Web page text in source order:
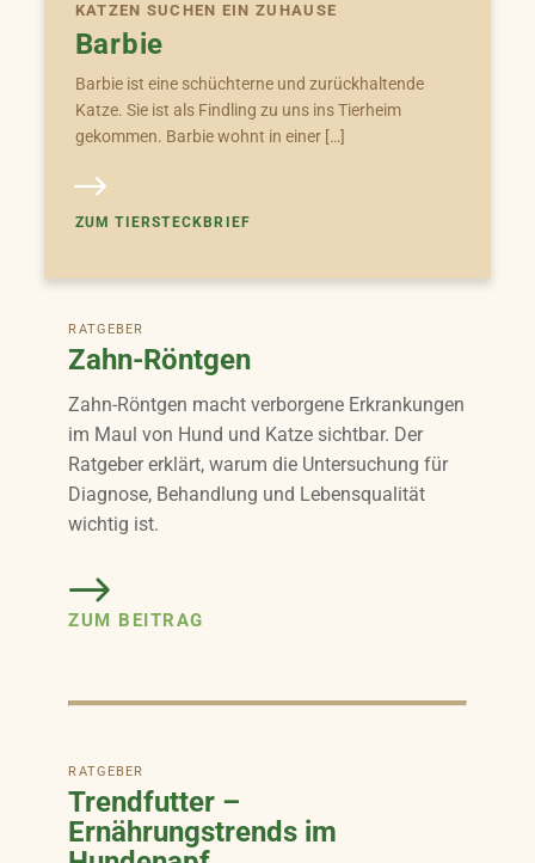
KATZEN SUCHEN EIN ZUHAUSE
Barbie
Barbie ist eine schüchterne und zurückhaltende
Katze. Sie ist als Findling zu uns ins Tierheim
gekommen. Barbie wohnt in einer […]
ZUM TIERSTECKBRIEF
RATGEBER
Zahn-Röntgen
Zahn-Röntgen macht verborgene Erkrankungen
im Maul von Hund und Katze sichtbar. Der
Ratgeber erklärt, warum die Untersuchung für
Diagnose, Behandlung und Lebensqualität
wichtig ist.
ZUM BEITRAG
RATGEBER
Trendfutter –
Ernährungstrends im